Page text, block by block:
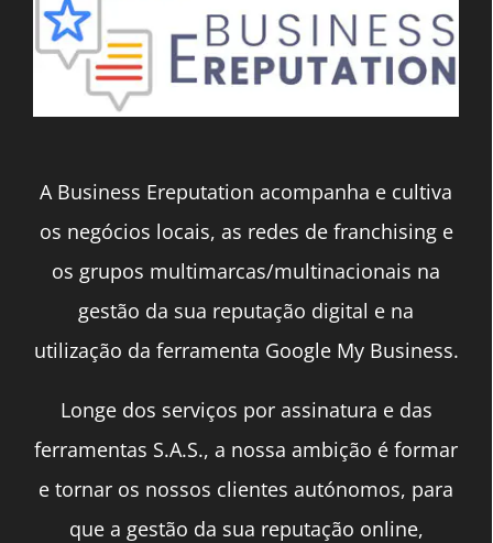
A Business Ereputation acompanha e cultiva
os negócios locais, as redes de franchising e
os grupos multimarcas/multinacionais na
gestão da sua reputação digital e na
utilização da ferramenta Google My Business.
Longe dos serviços por assinatura e das
ferramentas S.A.S., a nossa ambição é formar
e tornar os nossos clientes autónomos, para
que a gestão da sua reputação online,